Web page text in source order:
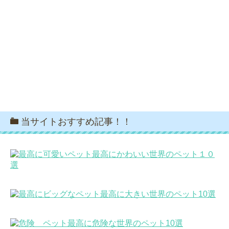
当サイトおすすめ記事！！
最高にかわいい世界のペット１０
選
最高に大きい世界のペット10選
最高に危険な世界のペット10選